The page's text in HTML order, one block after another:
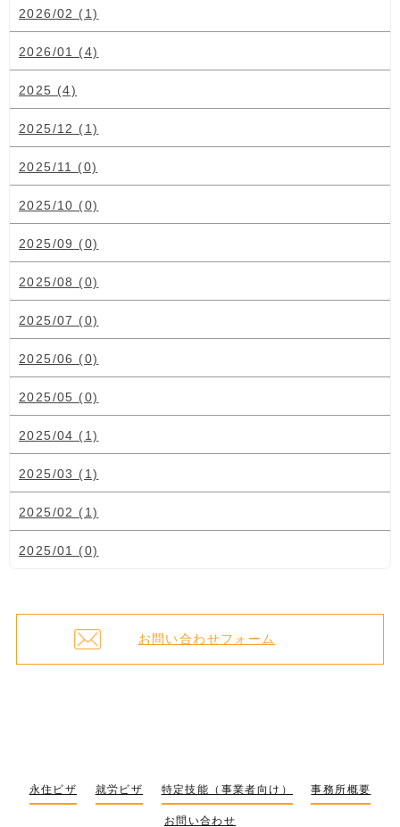
2026/02 (1)
2026/01 (4)
2025 (4)
2025/12 (1)
2025/11 (0)
2025/10 (0)
2025/09 (0)
2025/08 (0)
2025/07 (0)
2025/06 (0)
2025/05 (0)
2025/04 (1)
2025/03 (1)
2025/02 (1)
2025/01 (0)
お問い合わせフォーム
永住ビザ 就労ビザ 特定技能（事業者向け） 事務所概要
お問い合わせ